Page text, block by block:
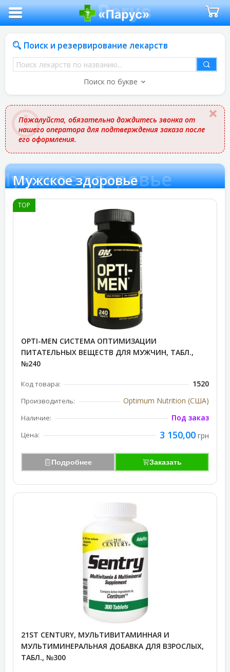
Поиск и резервирование лекарств
Поиск
лекарств
названию
Поиск по букве
Пожалуйста, обязательно дождитесь звонка от
нашего оператора для подтверждения заказа после
его оформления.
здоровье
Мужское здоровье
TOP
OPTI-MEN СИСТЕМА ОПТИМИЗАЦИИ
ПИТАТЕЛЬНЫХ ВЕЩЕСТВ ДЛЯ МУЖЧИН, ТАБЛ.,
№240
Код товара: 1520
Производитель: Optimum Nutrition (США)
Наличие: Под заказ
Цена: 3 150,00 грн
Подробнее Заказать
21ST CENTURY, МУЛЬТИВИТАМИННАЯ И
МУЛЬТИМИНЕРАЛЬНАЯ ДОБАВКА ДЛЯ ВЗРОСЛЫХ,
ТАБЛ., №300